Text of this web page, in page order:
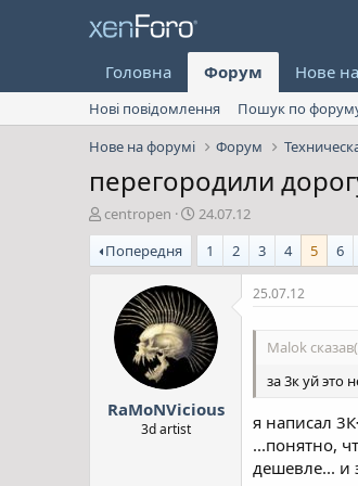
Головна Форум Нове
Нові повідомлення
Пошук по
Нове на форумі
Форум
перегородили
А
в
т
о
centropen
Д
а
а
т
в
о
р
н
24.07.12
Попередня
1 2 3 4 5 6
RaMoNVicious
3d artist
25.07.12
Malok
за 3к уй это
я написал 3К
...понятно,
дешевле... и